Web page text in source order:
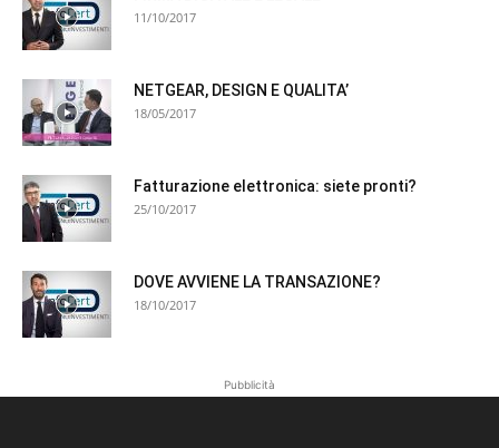
11/10/2017
NETGEAR, DESIGN E QUALITA’
18/05/2017
Fatturazione elettronica: siete pronti?
25/10/2017
DOVE AVVIENE LA TRANSAZIONE?
18/10/2017
Pubblicità